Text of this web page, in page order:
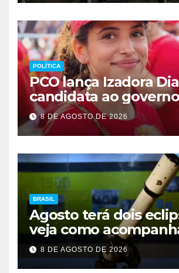
POLÍTICA
PCO lança Izadora
candidata ao
8 DE AGOSTO DE 2026
BRASIL
Agosto terá dois
veja como
8 DE AGOSTO DE 2026